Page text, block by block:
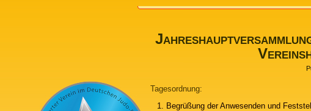
Tagesordnung:
Begrüßung der Anwesenden und